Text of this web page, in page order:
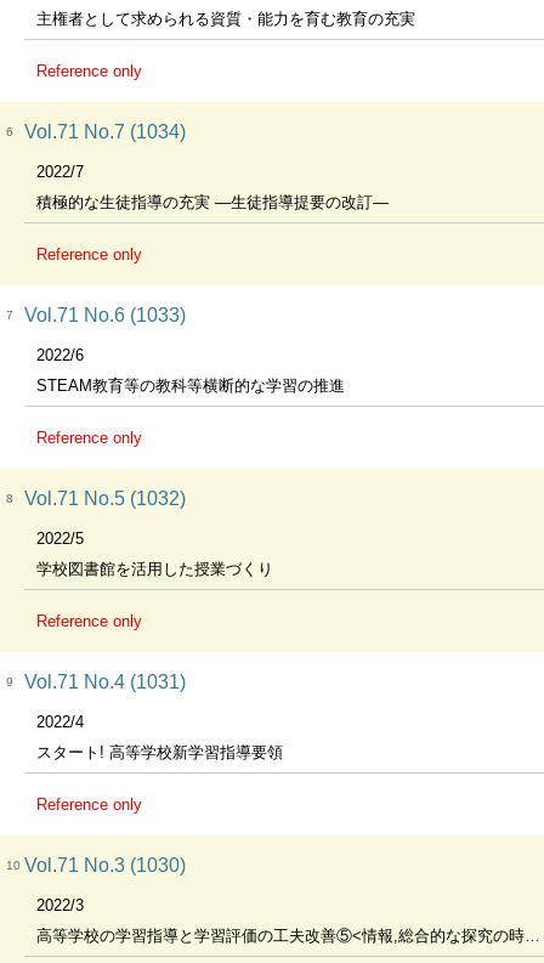
主権者として求められる資質・能力を育む教育の充実
Reference only
6 Vol.71 No.7 (1034)
2022/7
積極的な生徒指導の充実 ―生徒指導提要の改訂―
Reference only
7 Vol.71 No.6 (1033)
2022/6
STEAM教育等の教科等横断的な学習の推進
Reference only
8 Vol.71 No.5 (1032)
2022/5
学校図書館を活用した授業づくり
Reference only
9 Vol.71 No.4 (1031)
2022/4
スタート! 高等学校新学習指導要領
Reference only
10 Vol.71 No.3 (1030)
2022/3
高等学校の学習指導と学習評価の工夫改善⑤<情報,総合的な探究の時間,特別活動>